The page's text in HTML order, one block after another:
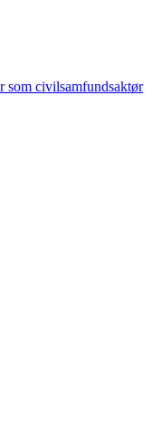
som civilsamfundsaktør